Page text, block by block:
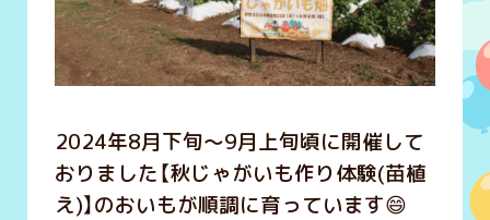
2024年8月下旬～9月上旬頃に開催して
おりました【秋じゃがいも作り体験(苗植
え)】のおいもが順調に育っています😄